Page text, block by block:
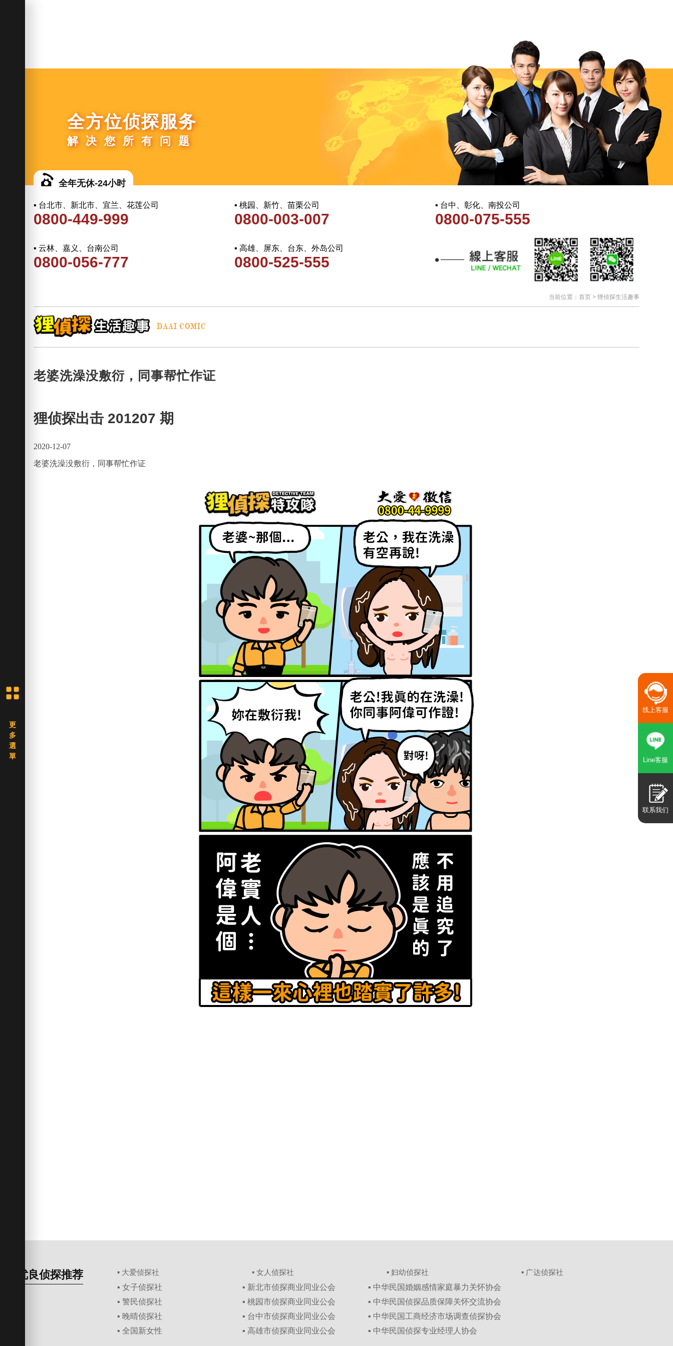
当前位置： 首页> 狸侦探生活趣事
全方位侦探服务
解决您所有问题
全年无休-24小时
▪ 台北市、新北市、宜兰、花莲公司
0800-449-999
▪ 桃园、新竹、苗栗公司
0800-003-007
▪ 台中、彰化、南投公司
0800-075-555
▪ 云林、嘉义、台南公司
0800-056-777
▪ 高雄、屏东、台东、外岛公司
0800-525-555
老婆洗澡没敷衍，同事帮忙作证
狸侦探出击 201207 期
2020-12-07
老婆洗澡没敷衍，同事帮忙作证
优良侦探推荐 ▪ 大爱侦探社 ▪ 女人侦探社 ▪ 妇幼侦探社 ▪ 广达侦探社
▪ 女子侦探社
▪ 警民侦探社
▪ 晚晴侦探社
▪ 全国新女性
▪ 新北市侦探商业同业公会
▪ 桃园市侦探商业同业公会
▪ 台中市侦探商业同业公会
▪ 高雄市侦探商业同业公会
▪ 中华民国婚姻感情家庭暴力关怀协会
▪ 中华民国侦探品质保障关怀交流协会
▪ 中华民国工商经济市场调查侦探协会
▪ 中华民国侦探专业经理人协会
线上客服
Line客服
联系我们